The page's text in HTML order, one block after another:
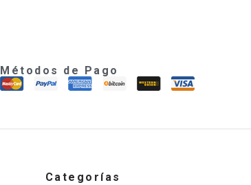
Métodos de Pago
Categorías